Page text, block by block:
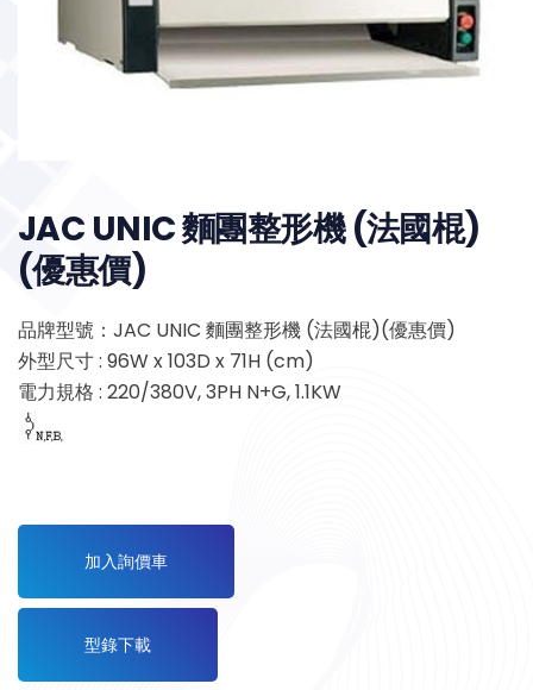
JAC UNIC 麵團整形機 (法國棍)
(優惠價)
品牌型號：JAC UNIC 麵團整形機 (法國棍)(優惠價)
外型尺寸 : 96W x 103D x 71H (cm)
電力規格 : 220/380V, 3PH N+G, 1.1KW
加入詢價車
型錄下載